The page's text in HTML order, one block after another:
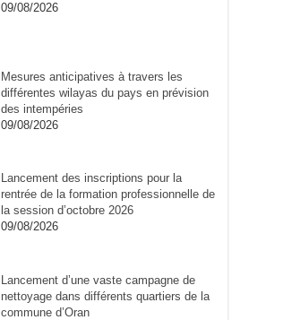
09/08/2026
Mesures anticipatives à travers les
différentes wilayas du pays en prévision
des intempéries
09/08/2026
Lancement des inscriptions pour la
rentrée de la formation professionnelle de
la session d’octobre 2026
09/08/2026
Lancement d’une vaste campagne de
nettoyage dans différents quartiers de la
commune d’Oran